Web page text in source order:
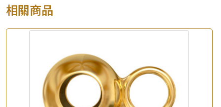
相關商品